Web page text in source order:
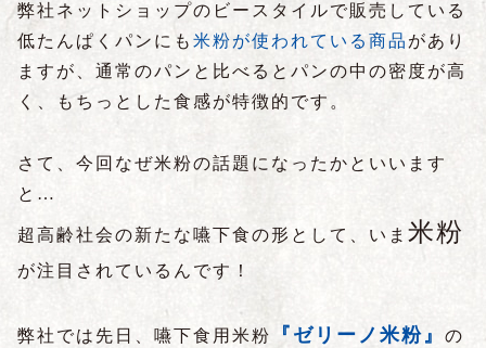
弊社ネットショップのビースタイルで販売している
低たんぱくパンにも 米粉が使われている商品 があり
ますが、通常のパンと比べるとパンの中の密度が高
く、もちっとした食感が特徴的です。
さて、今回なぜ米粉の話題になったかといいます
と…
超高齢社会の新たな嚥下食の形として、いま 米粉
が注目されているんです！
弊社では先日、嚥下食用米粉 『ゼリーノ米粉』 の